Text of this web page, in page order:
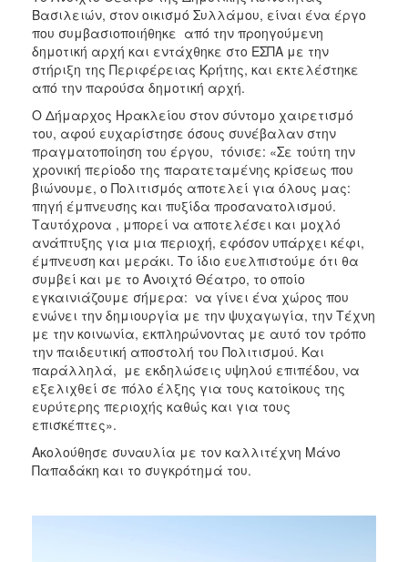
Βασιλειών, στον οικισμό Συλλάμου, είναι ένα έργο
που συμβασιοποιήθηκε από την προηγούμενη
δημοτική αρχή και εντάχθηκε στο ΕΣΠΑ με την
στήριξη της Περιφέρειας Κρήτης, και εκτελέστηκε
από την παρούσα δημοτική αρχή.
Ο Δήμαρχος Ηρακλείου στον σύντομο χαιρετισμό
του, αφού ευχαρίστησε όσους συνέβαλαν στην
πραγματοποίηση του έργου, τόνισε: «Σε τούτη την
χρονική περίοδο της παρατεταμένης κρίσεως που
βιώνουμε, ο Πολιτισμός αποτελεί για όλους μας:
πηγή έμπνευσης και πυξίδα προσανατολισμού.
Ταυτόχρονα , μπορεί να αποτελέσει και μοχλό
ανάπτυξης για μια περιοχή, εφόσον υπάρχει κέφι,
έμπνευση και μεράκι. Το ίδιο ευελπιστούμε ότι θα
συμβεί και με το Ανοιχτό Θέατρο, το οποίο
εγκαινιάζουμε σήμερα: να γίνει ένα χώρος που
ενώνει την δημιουργία με την ψυχαγωγία, την Τέχνη
με την κοινωνία, εκπληρώνοντας με αυτό τον τρόπο
την παιδευτική αποστολή του Πολιτισμού. Και
παράλληλά, με εκδηλώσεις υψηλού επιπέδου, να
εξελιχθεί σε πόλο έλξης για τους κατοίκους της
ευρύτερης περιοχής καθώς και για τους
επισκέπτες».
Ακολούθησε συναυλία με τον καλλιτέχνη Μάνο
Παπαδάκη και το συγκρότημά του.